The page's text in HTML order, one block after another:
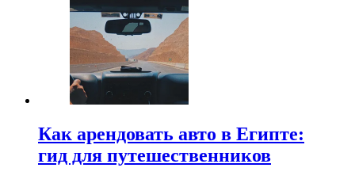
Как арендовать авто в Египте:
гид для путешественников